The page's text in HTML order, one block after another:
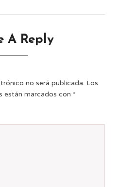
A Reply
no será publicada. Los
están marcados con *